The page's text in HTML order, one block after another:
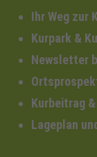
Ihr Weg zur
Kurpark &
Newsletter
Kurbeitrag
Lageplan